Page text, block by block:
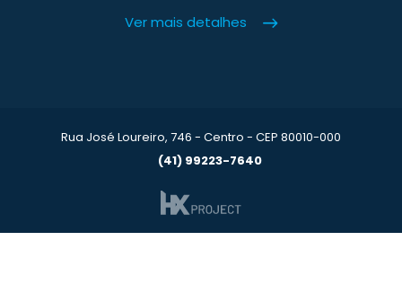
Ver mais detalhes
Rua José Loureiro, 746 - Centro - CEP 80010-000
(41) 99223-7640